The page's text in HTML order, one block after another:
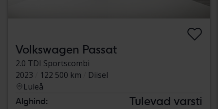
Volkswagen Passat
2.0 TDI Sportscombi
2023
122 500 km
Diisel
Luleå
Alghind: Tulevad varsti